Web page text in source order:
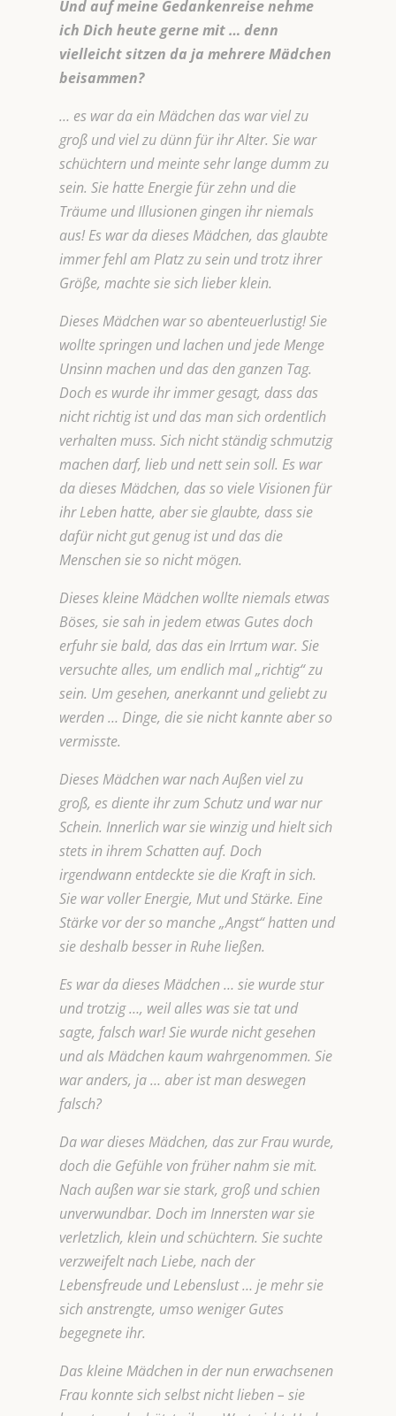
Und auf meine Gedankenreise nehme
ich Dich heute gerne mit … denn
vielleicht sitzen da ja mehrere Mädchen
beisammen?
… es war da ein Mädchen das war viel zu
groß und viel zu dünn für ihr Alter. Sie war
schüchtern und meinte sehr lange dumm zu
sein. Sie hatte Energie für zehn und die
Träume und Illusionen gingen ihr niemals
aus! Es war da dieses Mädchen, das glaubte
immer fehl am Platz zu sein und trotz ihrer
Größe, machte sie sich lieber klein.
Dieses Mädchen war so abenteuerlustig! Sie
wollte springen und lachen und jede Menge
Unsinn machen und das den ganzen Tag.
Doch es wurde ihr immer gesagt, dass das
nicht richtig ist und das man sich ordentlich
verhalten muss. Sich nicht ständig schmutzig
machen darf, lieb und nett sein soll. Es war
da dieses Mädchen, das so viele Visionen für
ihr Leben hatte, aber sie glaubte, dass sie
dafür nicht gut genug ist und das die
Menschen sie so nicht mögen.
Dieses kleine Mädchen wollte niemals etwas
Böses, sie sah in jedem etwas Gutes doch
erfuhr sie bald, das das ein Irrtum war. Sie
versuchte alles, um endlich mal „richtig“ zu
sein. Um gesehen, anerkannt und geliebt zu
werden … Dinge, die sie nicht kannte aber so
vermisste.
Dieses Mädchen war nach Außen viel zu
groß, es diente ihr zum Schutz und war nur
Schein. Innerlich war sie winzig und hielt sich
stets in ihrem Schatten auf. Doch
irgendwann entdeckte sie die Kraft in sich.
Sie war voller Energie, Mut und Stärke. Eine
Stärke vor der so manche „Angst“ hatten und
sie deshalb besser in Ruhe ließen.
Es war da dieses Mädchen … sie wurde stur
und trotzig …, weil alles was sie tat und
sagte, falsch war! Sie wurde nicht gesehen
und als Mädchen kaum wahrgenommen. Sie
war anders, ja … aber ist man deswegen
falsch?
Da war dieses Mädchen, das zur Frau wurde,
doch die Gefühle von früher nahm sie mit.
Nach außen war sie stark, groß und schien
unverwundbar. Doch im Innersten war sie
verletzlich, klein und schüchtern. Sie suchte
verzweifelt nach Liebe, nach der
Lebensfreude und Lebenslust … je mehr sie
sich anstrengte, umso weniger Gutes
begegnete ihr.
Das kleine Mädchen in der nun erwachsenen
Frau konnte sich selbst nicht lieben – sie